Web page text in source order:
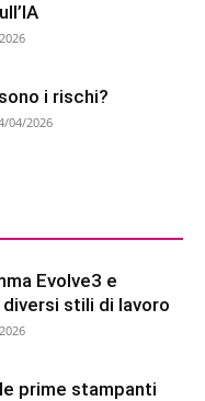
i rischi?
04/2026
Evolve3 e
stili di lavoro
prime stampanti